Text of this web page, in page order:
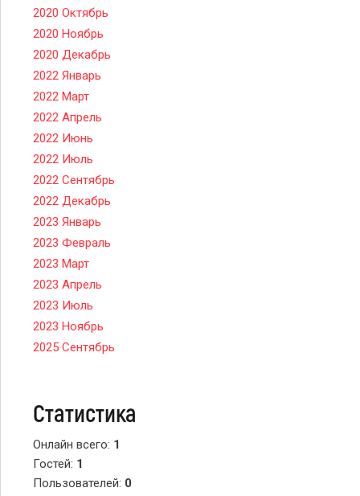
2020 Октябрь
2020 Ноябрь
2020 Декабрь
2022 Январь
2022 Март
2022 Апрель
2022 Июнь
2022 Июль
2022 Сентябрь
2022 Декабрь
2023 Январь
2023 Февраль
2023 Март
2023 Апрель
2023 Июль
2023 Ноябрь
2025 Сентябрь
Статистика
Онлайн всего: 1
Гостей: 1
Пользователей: 0